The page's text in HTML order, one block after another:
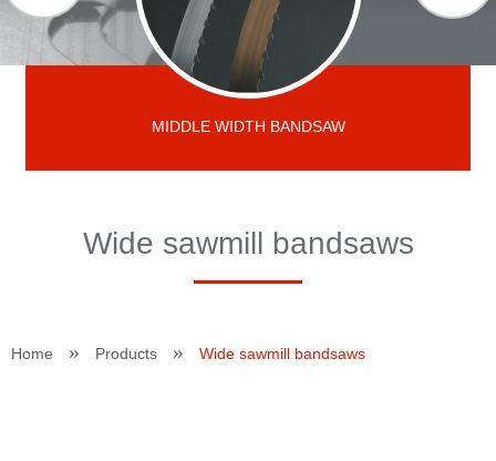
MIDDLE WIDTH BANDSAW
Wide sawmill bandsaws
Home » Products » Wide sawmill bandsaws